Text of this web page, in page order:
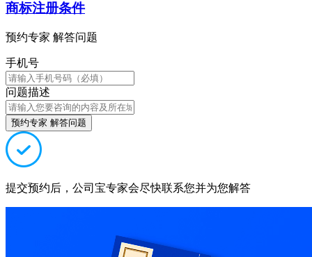
商标注册条件
预约专家 解答问题
手机号
问题描述
预约专家 解答问题
提交预约后，公司宝专家会尽快联系您并为您解答